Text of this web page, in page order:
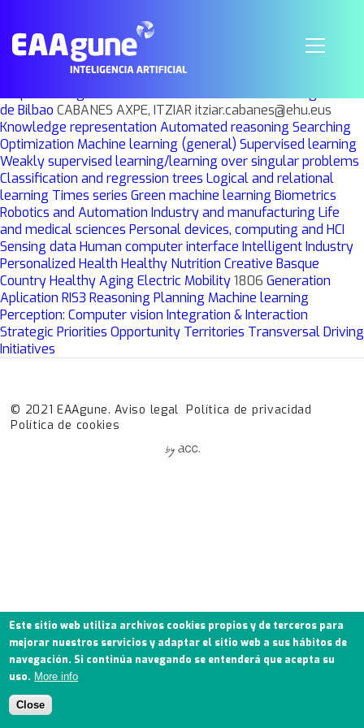
Sensorización Virtual para Bioingeniería
(VISens)
de Bilbao CABANES AXPE, ITZIAR itziar.cabanes@ehu.eus
Knowledge representation Automated reasoning Searching
Optimization Machine learning (general) Supervised learning
Weakly supervised learning/learning over singular problems
Classification and regression trees Logical and relational
learning Times series Green machine learning Biometrics
Robotics and Automation Industry and manufacturing Life
and medical sciences Personal devices, computing and HCI
Sensing data Human computer interface Intelligent Industry
Personalized Health Healthy Nutrition Creative Basque
CountryHealthy Aging Electric Mobility1806 Generation
Aplication RIS3 Reasoning Planning Machine learning
Perception: Computer vision Integration & Interaction
Strategic Priorities Opportunity Territories Transversal Driving
Initiatives
© 2021 EAAgune.Aviso legal Política de privacidad
Política de cookies
Este sitio web utiliza archivos cookies propios y de terceros para
mejorar nuestros servicios y adaptar el sitio web a sus hábitos de
navegación. Si continúa navegando se entenderá que acepta su
uso. More info
Close